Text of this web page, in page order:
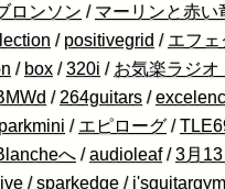
ロンソン / マーリンと赤い
/ positivegrid / エフ
/ box /320i / お気楽ラジ
/ 264guitars /
/ エピローグ /
へ /audioleaf /3月13
/sparkedge / j'sguitargym